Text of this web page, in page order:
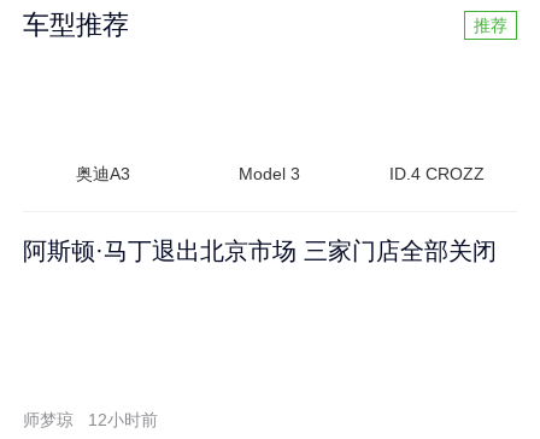
车型推荐 推荐
奥迪A3 Model 3 ID.4 CROZZ
阿斯顿·马丁退出北京市场 三家门店全部关闭
师梦琼 12小时前